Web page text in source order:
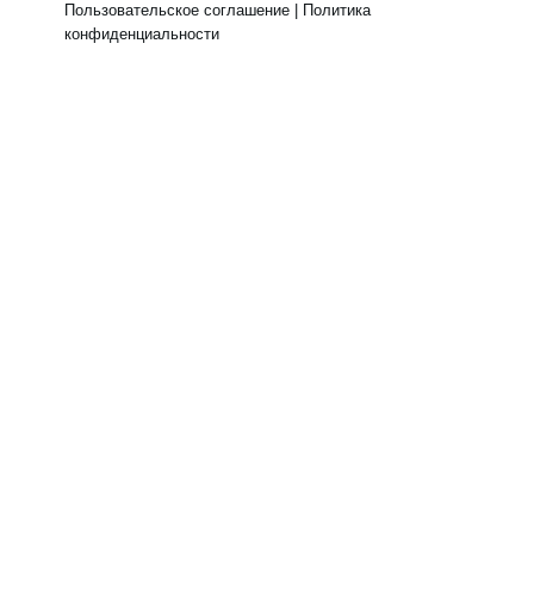
Пользовательское соглашение
Политика
конфиденциальности